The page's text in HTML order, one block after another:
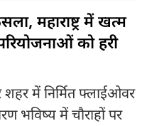
महाराष्ट्र में खत्म
को हरी
में निर्मित फ्लाईओवर
भविष्य में चौराहों पर